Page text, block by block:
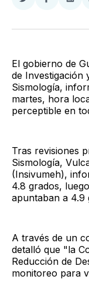
Compartir
Twitter
El gobierno de
de Investigación
Sismología,
martes, hora
perceptible en
Tras revisiones
Sismología,
(Insivumeh),
4.8 grados,
apuntaban a 4.9
A través de un
detalló que "la
Reducción de
monitoreo para